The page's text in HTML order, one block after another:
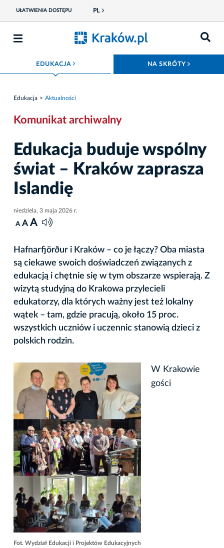
UŁATWIENIA DOSTĘPU PL
EDUKACJAROZWIŃ MENU NA SKRÓTY
Edukacja Aktualności
Komunikat archiwalny
Edukacja buduje wspólny
świat – Kraków zaprasza
Islandię
niedziela, 3 maja 2026 r.
A A A
Hafnarfjörður i Kraków – co je łączy? Oba miasta
są ciekawe swoich doświadczeń związanych z
edukacją i chętnie się w tym obszarze wspierają. Z
wizytą studyjną do Krakowa przylecieli
edukatorzy, dla których ważny jest też lokalny
wątek – tam, gdzie pracują, około 15 proc.
wszystkich uczniów i uczennic stanowią dzieci z
polskich rodzin.
Fot. Wydział Edukacji i Projektów Edukacyjnych
W Krakowie
gości